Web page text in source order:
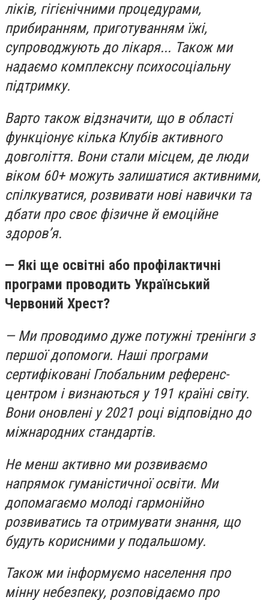
ліків, гігієнічними процедурами,
прибиранням, приготуванням їжі,
супроводжують до лікаря... Також ми
надаємо комплексну психосоціальну
підтримку.
Варто також відзначити, що в області
функціонує кілька Клубів активного
довголіття. Вони стали місцем, де люди
віком 60+ можуть залишатися активними,
спілкуватися, розвивати нові навички та
дбати про своє фізичне й емоційне
здоров’я.
— Які ще освітні або профілактичні
програми проводить Український
Червоний Хрест?
— Ми проводимо дуже потужні тренінги з
першої допомоги. Наші програми
сертифіковані Глобальним референc-
центром і визнаються у 191 країні світу.
Вони оновлені у 2021 році відповідно до
міжнародних стандартів.
Не менш активно ми розвиваємо
напрямок гуманістичної освіти. Ми
допомагаємо молоді гармонійно
розвиватись та отримувати знання, що
будуть корисними у подальшому.
Також ми інформуємо населення про
мінну небезпеку, розповідаємо про